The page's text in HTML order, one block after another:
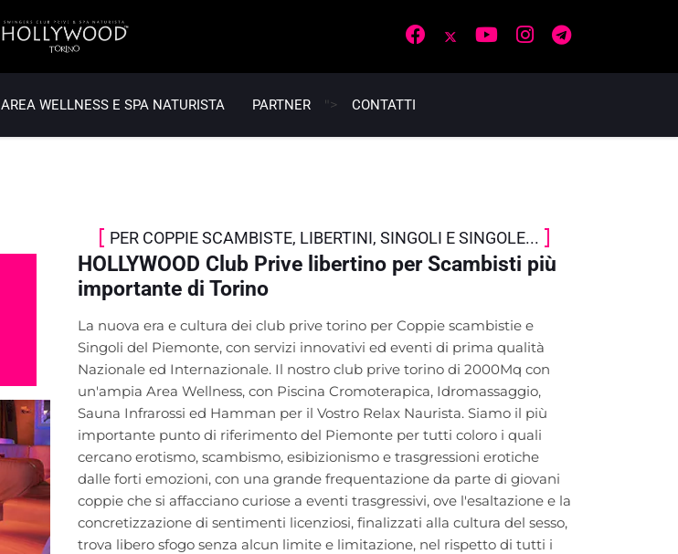
AREA WELLNESS E SPA NATURISTA PARTNER "> CONTATTI
PER COPPIE SCAMBISTE, LIBERTINI, SINGOLI E SINGOLE...
HOLLYWOOD Club Prive libertino per Scambisti più
importante di Torino
La nuova era e cultura dei club prive torino per Coppie scambistie e
Singoli del Piemonte, con servizi innovativi ed eventi di prima qualità
Nazionale ed Internazionale. Il nostro club prive torino di 2000Mq con
un'ampia Area Wellness, con Piscina Cromoterapica, Idromassaggio,
Sauna Infrarossi ed Hamman per il Vostro Relax Naurista. Siamo il più
importante punto di riferimento del Piemonte per tutti coloro i quali
cercano erotismo, scambismo, esibizionismo e trasgressioni erotiche
dalle forti emozioni, con una grande frequentazione da parte di giovani
coppie che si affacciano curiose a eventi trasgressivi, ove l'esaltazione e la
concretizzazione di sentimenti licenziosi, finalizzati alla cultura del sesso,
trova libero sfogo senza alcun limite e limitazione, nel rispetto di tutti i